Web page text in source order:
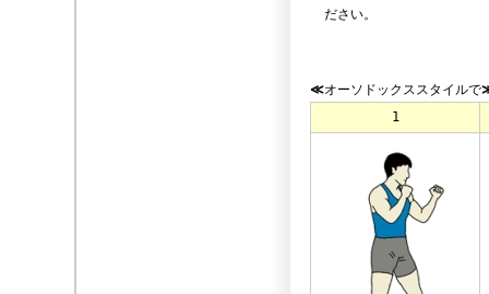
ださい。
≪オーソドックススタイルで
1